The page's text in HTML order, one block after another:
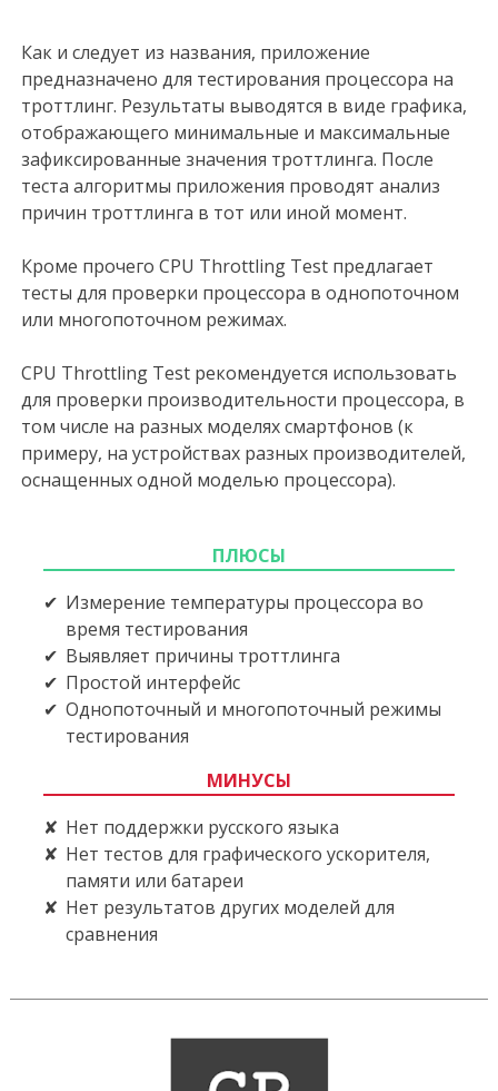
Как и следует из названия, приложение
предназначено для тестирования процессора на
троттлинг. Результаты выводятся в виде графика,
отображающего минимальные и максимальные
зафиксированные значения троттлинга. После
теста алгоритмы приложения проводят анализ
причин троттлинга в тот или иной момент.
Кроме прочего CPU Throttling Test предлагает
тесты для проверки процессора в однопоточном
или многопоточном режимах.
CPU Throttling Test рекомендуется использовать
для проверки производительности процессора, в
том числе на разных моделях смартфонов (к
примеру, на устройствах разных производителей,
оснащенных одной моделью процессора).
ПЛЮСЫ
Измерение температуры процессора во
время тестирования
Выявляет причины троттлинга
Простой интерфейс
Однопоточный и многопоточный режимы
тестирования
МИНУСЫ
Нет поддержки русского языка
Нет тестов для графического ускорителя,
памяти или батареи
Нет результатов других моделей для
сравнения